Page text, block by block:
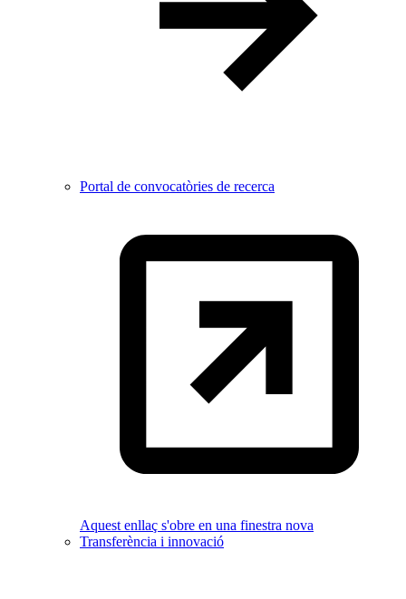
Portal de convocatòries de recerca
Aquest enllaç s'obre en una finestra nova
Transferència i innovació